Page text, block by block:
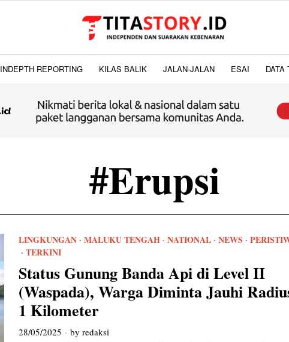
INDEPTH REPORTING KILAS BALIK JALAN-JALAN ESAI DATA
#Erupsi
LINGKUNGAN· MALUKU TENGAH· NATIONAL· NEWS ·
· TERKINI
Status Gunung Banda Api di Level II
(Waspada), Warga Diminta Jauhi
1 Kilometer
28/05/2025 byredaksi